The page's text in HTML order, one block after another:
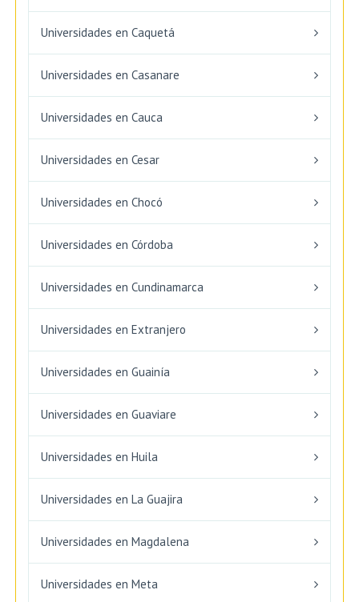
Universidades en Caquetá
Universidades en Casanare
Universidades en Cauca
Universidades en Cesar
Universidades en Chocó
Universidades en Córdoba
Universidades en Cundinamarca
Universidades en Extranjero
Universidades en Guainía
Universidades en Guaviare
Universidades en Huila
Universidades en La Guajira
Universidades en Magdalena
Universidades en Meta